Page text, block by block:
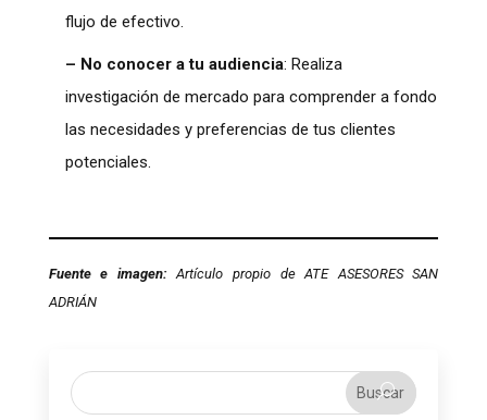
flujo de efectivo.
– No conocer a tu audiencia: Realiza
investigación de mercado para comprender a fondo
las necesidades y preferencias de tus clientes
potenciales.
Fuente e imagen: Artículo propio de ATE ASESORES SAN
ADRIÁN